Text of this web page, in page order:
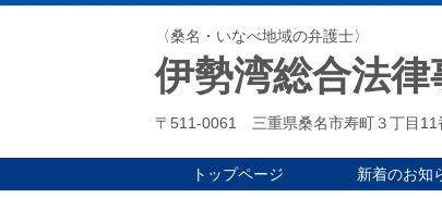
〈桑名・いなべ地域の弁護士〉
伊勢湾総合法律
〒511-0061 三重県桑名市寿町３丁目
トップページ 新着のお知